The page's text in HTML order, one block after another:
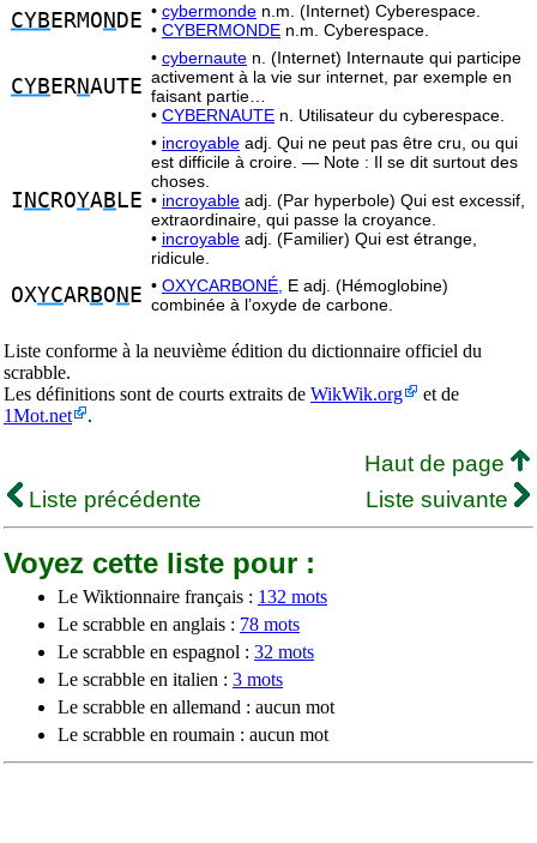
CYB ERMO N DE • cybermonde n.m. (Internet) Cyberespace.
• CYBERMONDE n.m. Cyberespace.
CYB ERNAUTE
• cybernaute n. (Internet) Internaute qui participe
activement à la vie sur internet, par exemple en
faisant partie…
• CYBERNAUTE n. Utilisateur du cyberespace.
I NC ROYAB LE
• incroyable adj. Qui ne peut pas être cru, ou qui
est difficile à croire. — Note : Il se dit surtout des
choses.
• incroyable adj. (Par hyperbole) Qui est excessif,
extraordinaire, qui passe la croyance.
• incroyable adj. (Familier) Qui est étrange,
ridicule.
OXYCARBO N E • OXYCARBONÉ, E adj. (Hémoglobine)
combinée à l’oxyde de carbone.
Liste conforme à la neuvième édition du dictionnaire officiel du
scrabble.
Les définitions sont de courts extraits de WikWik.org
et de
1Mot.net
.
Haut de page
Liste précédente
Liste suivante
Voyez cette liste pour :
Le Wiktionnaire français : 132 mots
Le scrabble en anglais : 78 mots
Le scrabble en espagnol : 32 mots
Le scrabble en italien : 3 mots
Le scrabble en allemand : aucun mot
Le scrabble en roumain : aucun mot